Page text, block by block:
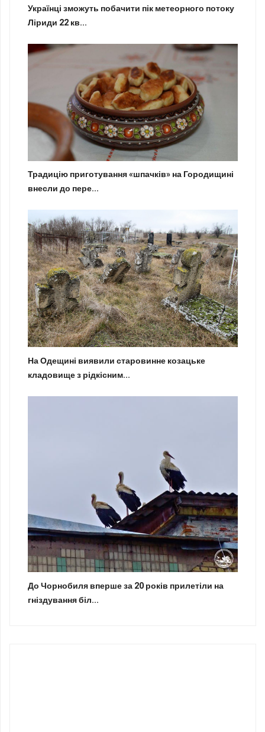
Українці зможуть побачити пік метеорного потоку
Ліриди 22 кв...
Традицію приготування «шпачків» на Городищині
внесли до пере...
На Одещині виявили старовинне козацьке
кладовище з рідкісним...
До Чорнобиля вперше за 20 років прилетіли на
гніздування біл...